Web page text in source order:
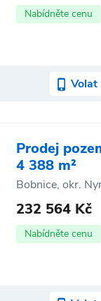
Nabídněte cenu
Volat
Prodej
4 388 m²
Bobnice, okr.
232 564 Kč
Nabídněte cenu